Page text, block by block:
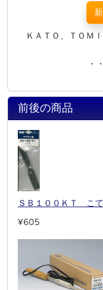
ＫＡＴＯ、ＴＯＭ
・
前後の商品
ＳＢ１００ＫＴ こ
¥605